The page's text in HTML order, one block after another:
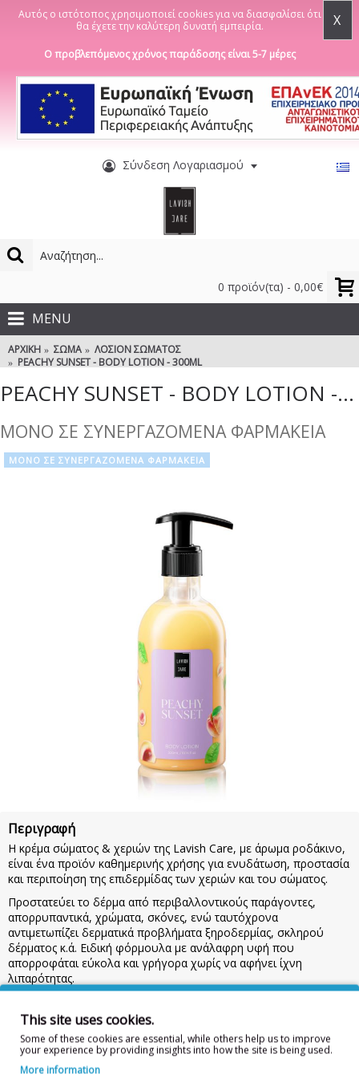
Αυτός ο ιστότοπος χρησιμοποιεί cookies για να διασφαλίσει ότι
θα έχετε την καλύτερη δυνατή εμπειρία.
X
Ο προβλεπόμενος χρόνος παράδοσης είναι 5-7 μέρες
Σύνδεση Λογαριασμού
0 προϊόν(τα) - 0,00€
MENU
ΑΡΧΙΚΉ ΣΏΜΑ
ΛΟΣΙΌΝ ΣΏΜΑΤΟΣ
PEACHY SUNSET - BODY LOTION - 300ML
PEACHY SUNSET - BODY LOTION - 300ML
ΜΟΝΟ ΣΕ ΣΥΝΕΡΓΑΖΟΜΕΝΑ ΦΑΡΜΑΚΕΙΑ
ΜΟΝΟ ΣΕ ΣΥΝΕΡΓΑΖΟΜΕΝΑ ΦΑΡΜΑΚΕΙΑ
Περιγραφή
Η κρέμα σώματος & χεριών της Lavish Care, με άρωμα ροδάκινο,
είναι ένα προϊόν καθημερινής χρήσης για ενυδάτωση, προστασία
και περιποίηση της επιδερμίδας των χεριών και του σώματος.
Προστατεύει το δέρμα από περιβαλλοντικούς παράγοντες,
απορρυπαντικά, χρώματα, σκόνες, ενώ ταυτόχρονα
αντιμετωπίζει δερματικά προβλήματα ξηροδερμίας, σκληρού
δέρματος κ.ά. Ειδική φόρμουλα με ανάλαφρη υφή που
απορροφάται εύκολα και γρήγορα χωρίς να αφήνει ίχνη
λιπαρότητας.
μασάζ. Προσφέρει άμεση αίσθηση προστασίας και ενυδάτωσης
που διαρκεί για περίπου 6 ώρες.Προσοχή:
Κρατήστε το προϊόν
μακριά από παιδιά. Σε περίπτωση επαφής με τα μάτια, ξεπλύνετε
με άφθονο νερό. Για εξωτερική χρήση.
This site uses cookies.
Some of these cookies are essential, while others help us to improve
your experience by providing insights into how the site is being used.
More information